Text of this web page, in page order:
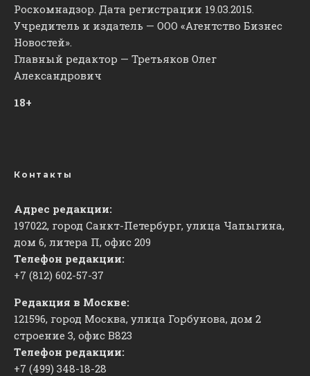
Роскомнадзор. Дата регистрации 19.03.2015.
Учредитель и издатель — ООО «Агентство Бизнес
Новостей».
Главный редактор — Третьяков Олег
Александрович
18+
Контакты
Адрес редакции:
197022, город Санкт-Петербург, улица Чапыгина,
дом 6, литера П, офис 209
Телефон редакции:
+7 (812) 602-57-37
Редакция в Москве:
121596, город Москва, улица Горбунова, дом 2
строение 3, офис ​В823
Телефон редакции:
+7 (499) 348-18-28